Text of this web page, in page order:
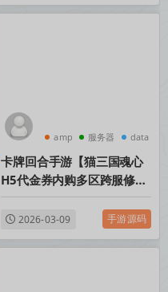
amp 服务器 data
卡牌回合手游【猫三国魂心
H5代金券内购多区跨服修复
版】Linux手工服务端+新管
理后台+简易安卓客户端+视
频架设教程
2026-03-09 手游源码